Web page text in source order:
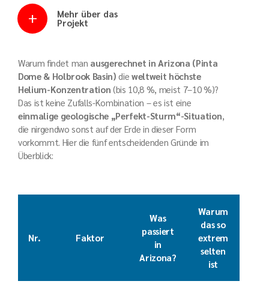
Mehr über das
Projekt
Warum findet man ausgerechnet in Arizona (Pinta
Dome & Holbrook Basin) dieweltweit höchste
Helium-Konzentration (bis 10,8 %, meist 7–10 %)?
Das ist keine Zufalls-Kombination – es ist eine
einmalige geologische „Perfekt-Sturm“-Situation,
die nirgendwo sonst auf der Erde in dieser Form
vorkommt. Hier die fünf entscheidenden Gründe im
Überblick:
Nr. Faktor
Was
passiert
in
Arizona?
Warum
das so
extrem
selten
ist